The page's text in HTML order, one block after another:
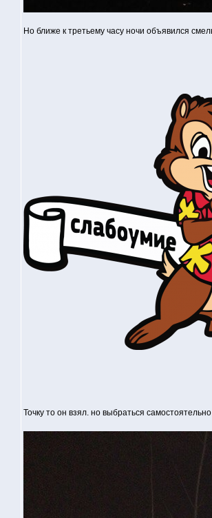
Но ближе к третьему часу ночи объявился
Точку то он взял. но выбраться